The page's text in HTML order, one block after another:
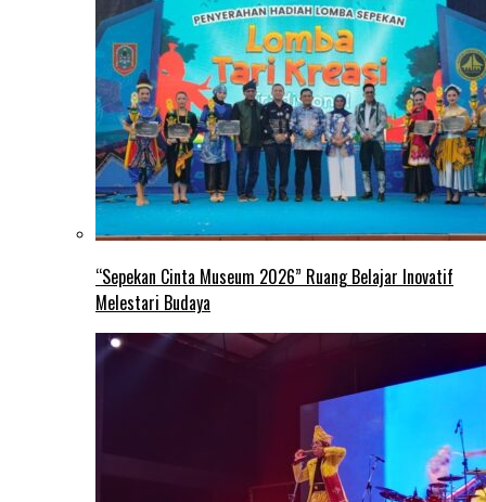
“Sepekan Cinta Museum 2026” Ruang Belajar Inovatif
Melestari Budaya